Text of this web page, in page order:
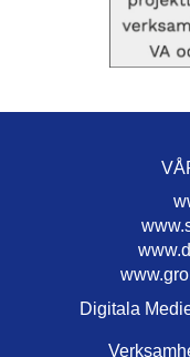
Digitala